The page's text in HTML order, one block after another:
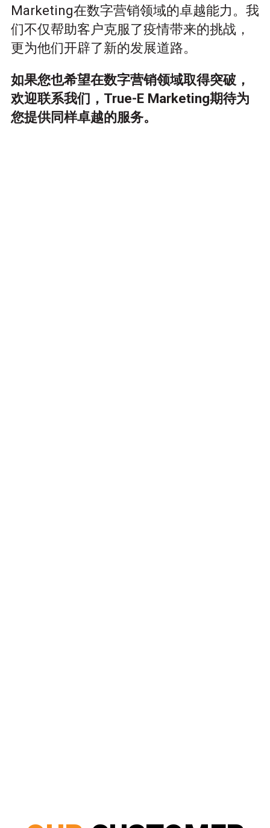
Marketing在数字营销领域的卓越能力。我
们不仅帮助客户克服了疫情带来的挑战，
更为他们开辟了新的发展道路。
如果您也希望在数字营销领域取得突破，
欢迎联系我们，True-E Marketing期待为
您提供同样卓越的服务。